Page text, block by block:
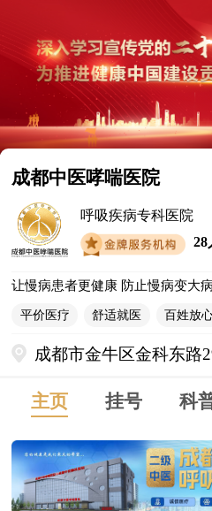
成都中医哮喘医院
呼吸疾病专科医院
28
让慢病患者更健康 防止慢病变大病
平价医疗 舒适就医 百姓放
成都市金牛区金科东路
主页 挂号 科